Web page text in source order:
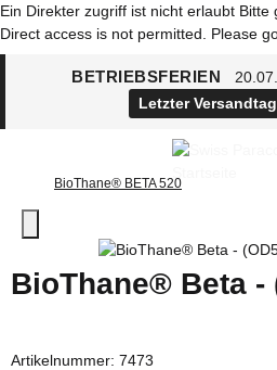
Ein Direkter zugriff ist nicht erlaubt Bitte
Direct access is not permitted. Please
BETRIEBSFERIEN
Letzter
BioThane® BETA 520
BioThane® Beta -
Artikelnummer: 7473